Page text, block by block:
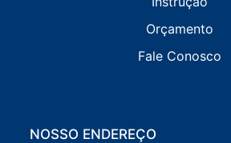
Orçamento
Fale Conosco
NOSSO ENDEREÇO